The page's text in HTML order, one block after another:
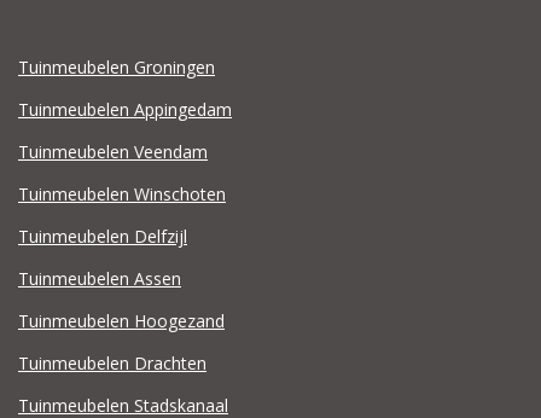
Tuinmeubelen Groningen
Tuinmeubelen Appingedam
Tuinmeubelen Veendam
Tuinmeubelen Winschoten
Tuinmeubelen Delfzijl
Tuinmeubelen Assen
Tuinmeubelen Hoogezand
Tuinmeubelen Drachten
Tuinmeubelen Stadskanaal